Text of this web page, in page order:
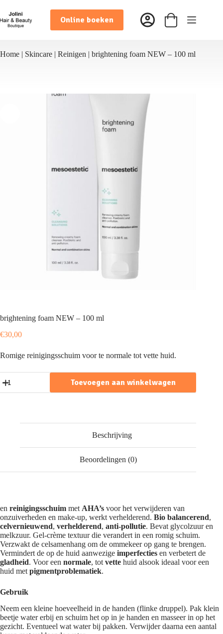
naar
de
inhoud
Online boeken Winkelwagen
Home | Skincare | Reinigen | brightening foam NEW – 100 ml
brightening foam NEW – 100 ml
€30,00
Romige reinigingsschuim voor te normale tot vette huid.
foam
NEW
Toevoegen aan winkelwagen
Beschrijving
Beoordelingen (0)
en reinigingsschuim met AHA’s voor het verwijderen van
onzuiverheden en make-up, werkt verhelderend. Bio balancerend,
celvernieuwend, verhelderend, anti-pollutie. Bevat glycolzuur en
melkzuur. Gel-crème textuur die verandert in een romig schuim.
Verzwakt de celsamenhang om de ommekeer op gang te brengen.
Vermindert de op de huid aanwezige imperfecties en verbetert de
gladheid. Voor een normale, tot vette huid alsook ideaal voor een
huid met pigmentproblematiek.
Gebruik
Neem een kleine hoeveelheid in de handen (flinke druppel). Pak klein
beetje water erbij en schuim het op in je handen en masseer in op het
gezicht. Eventueel wat water bij pakken. Verwijder daarna een aantal